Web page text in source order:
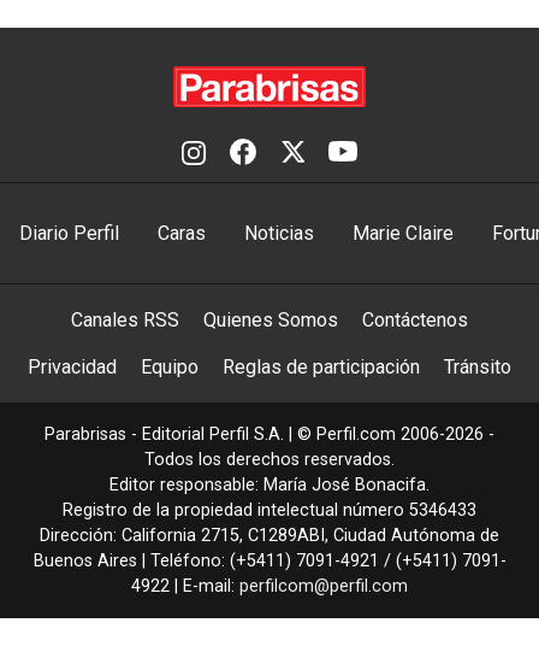
Diario Perfil Caras Noticias Marie Claire
Canales RSS Quienes Somos Contáctenos
Privacidad Equipo Reglas de participación Tránsito
Parabrisas - Editorial Perfil S.A. | © Perfil.com 2006-2026 -
Todos los derechos reservados.
Editor responsable: María José Bonacifa.
Registro de la propiedad intelectual número 5346433
Dirección: California 2715, C1289ABI , Ciudad Autónoma de
Buenos Aires | Teléfono: (+5411) 7091-4921 / (+5411) 7091-
4922 | E-mail: perfilcom@perfil.com